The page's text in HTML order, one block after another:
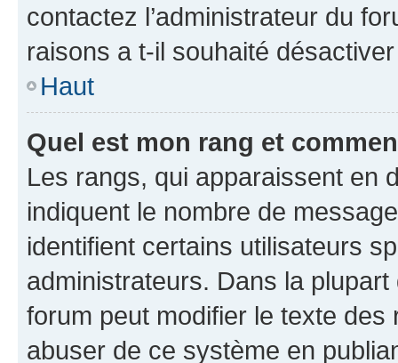
contactez l’administrateur du
raisons a t-il souhaité
Haut
Quel est mon rang et
Les rangs, qui apparaissent en
indiquent le nombre de
identifient certains utilisateurs
administrateurs. Dans la
forum peut modifier le texte
abuser de ce système en